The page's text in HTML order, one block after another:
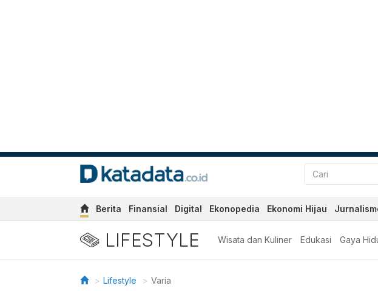
Berita Finansial Digital Ekonopedia Ekonomi Hijau
LIFESTYLE Wisata dan Kuliner Edukasi Gaya
Lifestyle Varia